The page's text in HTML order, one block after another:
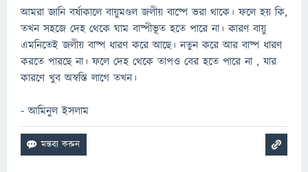
আমরা জানি বর্ষাকালে বায়ুমণ্ডল জলীয় বাষ্পে ভরা থাকে। ফলে হয় কি,
তখন সহজে দেহ থেকে ঘাম বাষ্পীভূত হতে পারে না। কারণ বায়ু
এমনিতেই জলীয় বাষ্প ধারণ করে আছে। নতুন করে আর বাষ্প ধারণ
করতে পারছে না। ফলে দেহ থেকে তাপও বের হতে পারে না , যার
কারণে খুব অস্বস্তি লাগে তখন।
- আমিনুল ইসলাম